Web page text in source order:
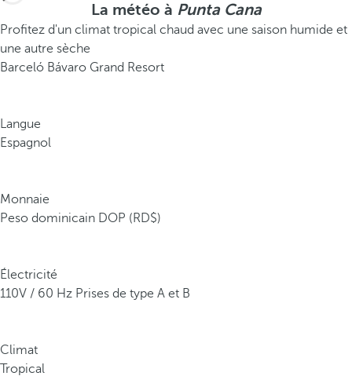
La météo à Punta Cana
Profitez d'un climat tropical chaud avec une saison humide et
une autre sèche
Barceló Bávaro Grand Resort
Langue
Espagnol
Monnaie
Peso dominicain DOP (RD$)
Électricité
110V / 60 Hz Prises de type A et B
Climat
Tropical